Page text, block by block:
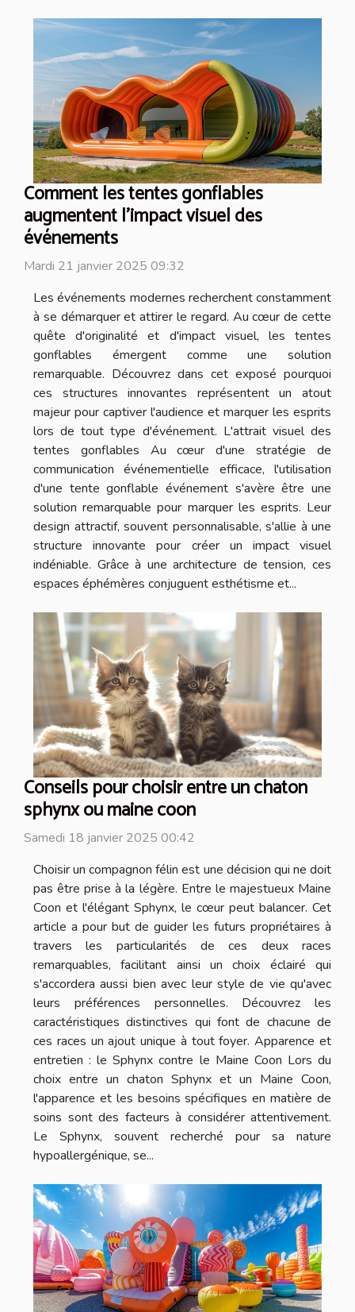
Comment les tentes gonflables
augmentent l'impact visuel des
événements
Mardi 21 janvier 2025 09:32
Les événements modernes recherchent constamment
à se démarquer et attirer le regard. Au cœur de cette
quête d'originalité et d'impact visuel, les tentes
gonflables émergent comme une solution
remarquable. Découvrez dans cet exposé pourquoi
ces structures innovantes représentent un atout
majeur pour captiver l'audience et marquer les esprits
lors de tout type d'événement. L'attrait visuel des
tentes gonflables Au cœur d'une stratégie de
communication événementielle efficace, l'utilisation
d'une tente gonflable événement s'avère être une
solution remarquable pour marquer les esprits. Leur
design attractif, souvent personnalisable, s'allie à une
structure innovante pour créer un impact visuel
indéniable. Grâce à une architecture de tension, ces
espaces éphémères conjuguent esthétisme et...
Conseils pour choisir entre un chaton
sphynx ou maine coon
Samedi 18 janvier 2025 00:42
Choisir un compagnon félin est une décision qui ne doit
pas être prise à la légère. Entre le majestueux Maine
Coon et l'élégant Sphynx, le cœur peut balancer. Cet
article a pour but de guider les futurs propriétaires à
travers les particularités de ces deux races
remarquables, facilitant ainsi un choix éclairé qui
s'accordera aussi bien avec leur style de vie qu'avec
leurs préférences personnelles. Découvrez les
caractéristiques distinctives qui font de chacune de
ces races un ajout unique à tout foyer. Apparence et
entretien : le Sphynx contre le Maine Coon Lors du
choix entre un chaton Sphynx et un Maine Coon,
l'apparence et les besoins spécifiques en matière de
soins sont des facteurs à considérer attentivement.
Le Sphynx, souvent recherché pour sa nature
hypoallergénique, se...